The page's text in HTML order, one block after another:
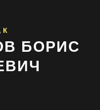
К
БОРИС